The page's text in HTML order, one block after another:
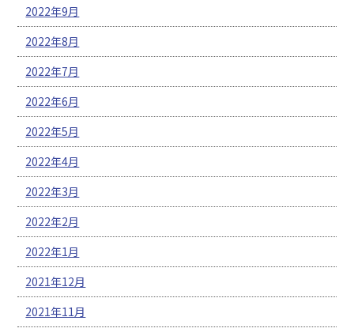
2022年9月
2022年8月
2022年7月
2022年6月
2022年5月
2022年4月
2022年3月
2022年2月
2022年1月
2021年12月
2021年11月